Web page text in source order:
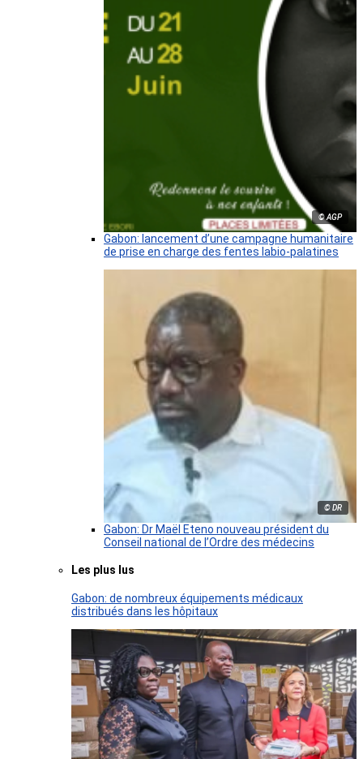
© AGP
Gabon: lancement d’une campagne humanitaire
de prise en charge des fentes labio-palatines
© DR
Gabon: Dr Maël Eteno nouveau président du
Conseil national de l’Ordre des médecins
Les plus lus
Gabon: de nombreux équipements médicaux
distribués dans les hôpitaux